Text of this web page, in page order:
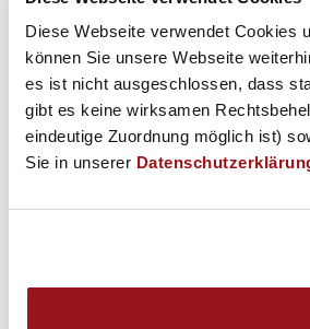
Diese Webseite verwendet Cookies
können Sie unsere Webseite
es ist nicht ausgeschlossen, dass
gibt es keine wirksamen
eindeutige Zuordnung möglich ist)
Sie in unserer